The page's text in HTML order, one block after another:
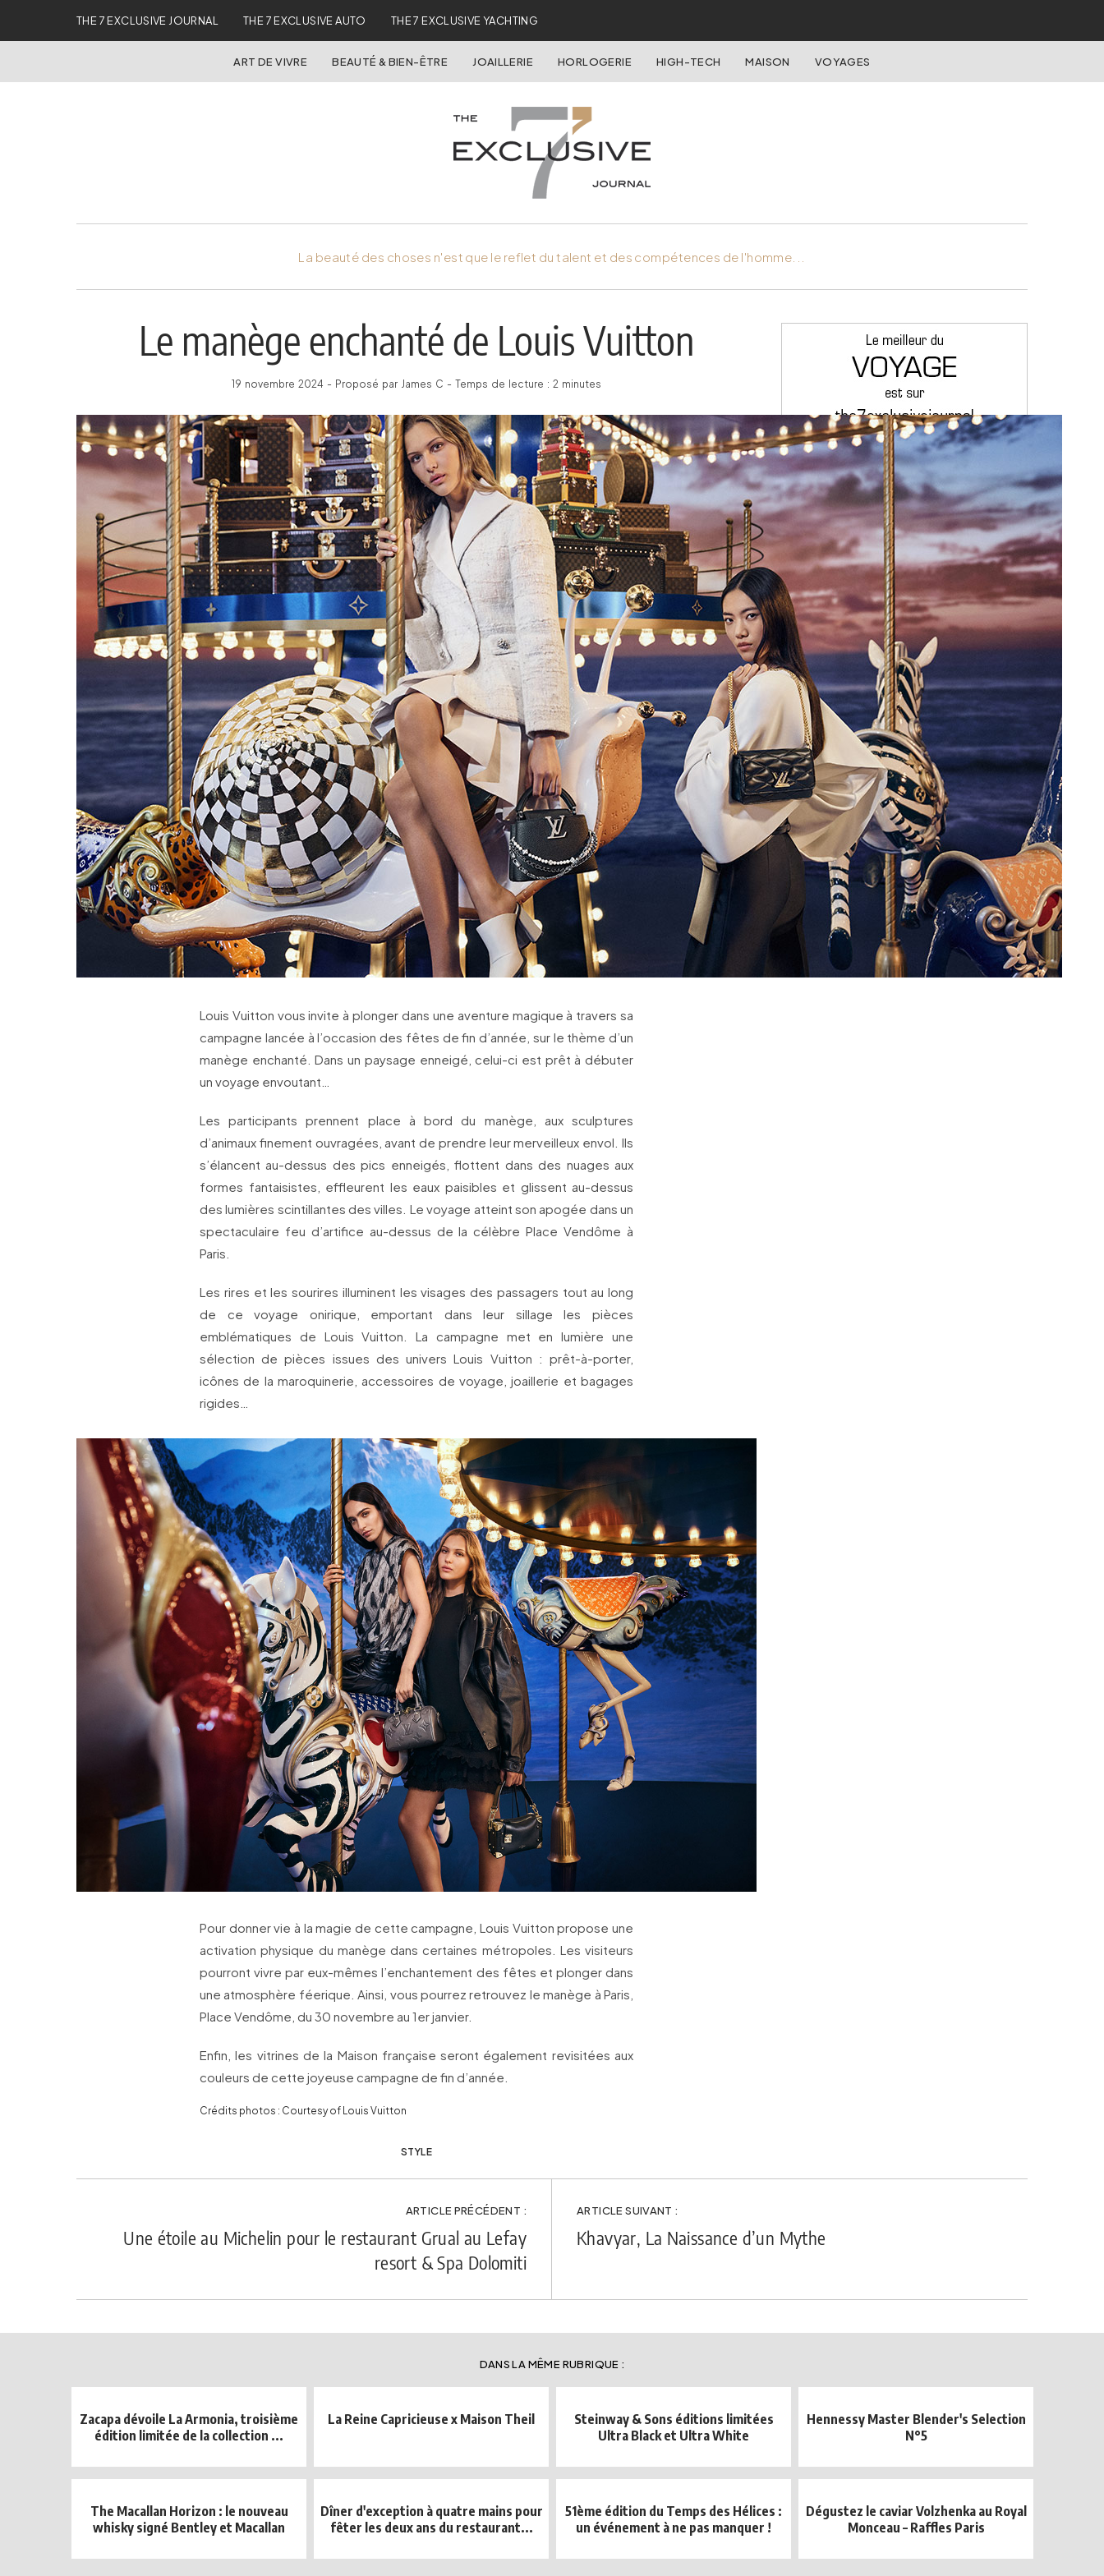
THE 7 EXCLUSIVE JOURNAL THE 7 EXCLUSIVE AUTO THE 7 EXCLUSIVE YACHTING
ART DE VIVRE BEAUTÉ & BIEN-ÊTRE JOAILLERIE HORLOGERIE HIGH-TECH MAISON VOYAGES
La beauté des choses n'est que le reflet du talent et des compétences de l'homme...
Le manège enchanté de Louis Vuitton
19 novembre 2024 - Proposé par James C - Temps de lecture : 2 minutes
Louis Vuitton vous invite à plonger dans une aventure magique à travers sa
campagne lancée à l’occasion des fêtes de fin d’année, sur le thème d’un
manège enchanté. Dans un paysage enneigé, celui-ci est prêt à débuter
un voyage envoutant…
Les participants prennent place à bord du manège, aux sculptures
d’animaux finement ouvragées, avant de prendre leur merveilleux envol. Ils
s’élancent au-dessus des pics enneigés, flottent dans des nuages aux
formes fantaisistes, effleurent les eaux paisibles et glissent au-dessus
des lumières scintillantes des villes. Le voyage atteint son apogée dans un
spectaculaire feu d’artifice au-dessus de la célèbre Place Vendôme à
Paris.
Les rires et les sourires illuminent les visages des passagers tout au long
de ce voyage onirique, emportant dans leur sillage les pièces
emblématiques de Louis Vuitton. La campagne met en lumière une
sélection de pièces issues des univers Louis Vuitton : prêt-à-porter,
icônes de la maroquinerie, accessoires de voyage, joaillerie et bagages
rigides…
Pour donner vie à la magie de cette campagne, Louis Vuitton propose une
activation physique du manège dans certaines métropoles. Les visiteurs
pourront vivre par eux-mêmes l’enchantement des fêtes et plonger dans
une atmosphère féerique. Ainsi, vous pourrez retrouvez le manège à Paris,
Place Vendôme, du 30 novembre au 1er janvier.
Enfin, les vitrines de la Maison française seront également revisitées aux
couleurs de cette joyeuse campagne de fin d’année.
Crédits photos : Courtesy of Louis Vuitton
STYLE
ARTICLE PRÉCÉDENT :
Une étoile au Michelin pour le restaurant Grual au Lefay
resort & Spa Dolomiti
ARTICLE SUIVANT :
Khavyar, La Naissance d’un Mythe
DANS LA MÊME RUBRIQUE :
Zacapa dévoile La Armonia, troisième
édition limitée de la collection ...
La Reine Capricieuse x Maison Theil
Steinway & Sons éditions limitées
Ultra Black et Ultra White
Hennessy Master Blender's Selection
N°5
The Macallan Horizon : le nouveau
whisky signé Bentley et Macallan
Dîner d'exception à quatre mains pour
fêter les deux ans du restaurant...
51ème édition du Temps des Hélices :
un événement à ne pas manquer !
Dégustez le caviar Volzhenka au Royal
Monceau – Raffles Paris